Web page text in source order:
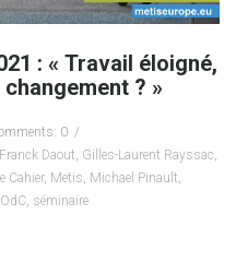
: « Travail éloigné,
? »
0
Franck Daout, Gilles-Laurent Rayssac,
Cahier, Metis, Michael Pinault,
OdC, séminaire